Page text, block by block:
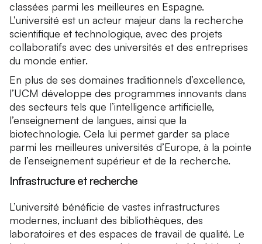
classées parmi les meilleures en Espagne.
L’université est un acteur majeur dans la recherche
scientifique et technologique, avec des projets
collaboratifs avec des universités et des entreprises
du monde entier.
En plus de ses domaines traditionnels d’excellence,
l’UCM développe des programmes innovants dans
des secteurs tels que l’intelligence artificielle,
l’enseignement de langues, ainsi que la
biotechnologie. Cela lui permet garder sa place
parmi les meilleures universités d’Europe, à la pointe
de l’enseignement supérieur et de la recherche.
Infrastructure et recherche
L’université bénéficie de vastes infrastructures
modernes, incluant des bibliothèques, des
laboratoires et des espaces de travail de qualité. Le